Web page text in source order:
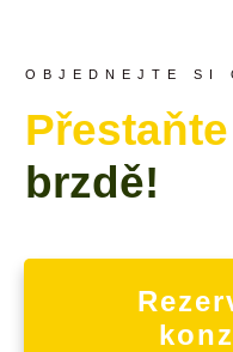
OBJEDNEJTE SI
brzdě!